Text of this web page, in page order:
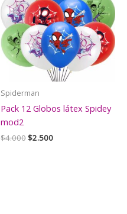
Spiderman
Pack 12 Globos látex Spidey
mod2
$4.000El
$2.500El